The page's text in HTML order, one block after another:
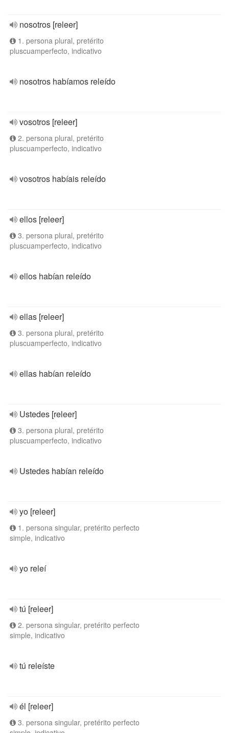
nosotros [releer]
1. persona plural, pretérito
pluscuamperfecto, indicativo
nosotros habíamos releído
vosotros [releer]
2. persona plural, pretérito
pluscuamperfecto, indicativo
vosotros habíais releído
ellos [releer]
3. persona plural, pretérito
pluscuamperfecto, indicativo
ellos habían releído
ellas [releer]
3. persona plural, pretérito
pluscuamperfecto, indicativo
ellas habían releído
Ustedes [releer]
3. persona plural, pretérito
pluscuamperfecto, indicativo
Ustedes habían releído
yo [releer]
1. persona singular, pretérito perfecto
simple, indicativo
yo releí
tú [releer]
2. persona singular, pretérito perfecto
simple, indicativo
tú releíste
él [releer]
3. persona singular, pretérito perfecto